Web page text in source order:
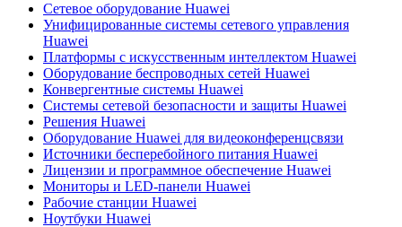
Сетевое оборудование Huawei
Унифицированные системы сетевого управления
Huawei
Платформы с искусственным интеллектом Huawei
Оборудование беспроводных сетей Huawei
Конвергентные системы Huawei
Системы сетевой безопасности и защиты Huawei
Решения Huawei
Оборудование Huawei для видеоконференцсвязи
Источники бесперебойного питания Huawei
Лицензии и программное обеспечение Huawei
Мониторы и LED-панели Huawei
Рабочие станции Huawei
Ноутбуки Huawei